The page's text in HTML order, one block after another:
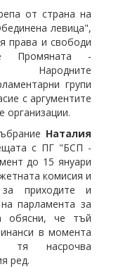
от страна на
левица",
права и свободи
Промяната -
Народните
групи
с аргументите
организации.
Наталия
с ПГ "БСП -
до 15 януари
комисия и
приходите и
парламента за
обясни, че тъй
в момента
тя насрочва
ред.